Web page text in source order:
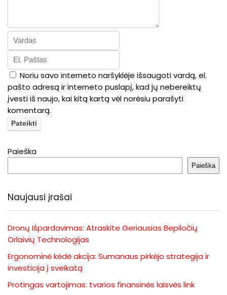
Noriu savo interneto naršyklėje išsaugoti vardą, el.
pašto adresą ir interneto puslapį, kad jų nebereiktų
įvesti iš naujo, kai kitą kartą vėl norėsiu parašyti
komentarą.
Paieška
Paieška
Naujausi įrašai
Dronų Išpardavimas: Atraskite Geriausias Bepiločių
Orlaivių Technologijas
Ergonominė kėdė akcija: Sumanaus pirkėjo strategija ir
investicija į sveikatą
Protingas vartojimas: tvarios finansinės laisvės link